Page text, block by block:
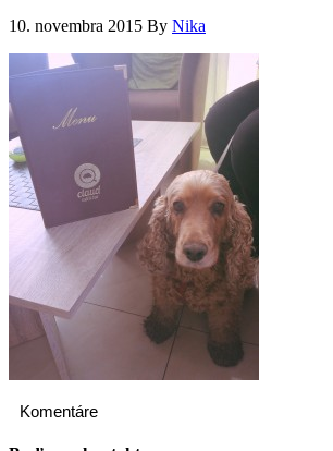
10. novembra 2015 By Nika
Komentáre